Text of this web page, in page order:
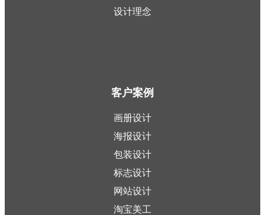
设计理念
客户案例
画册设计
海报设计
包装设计
标志设计
网站设计
淘宝美工